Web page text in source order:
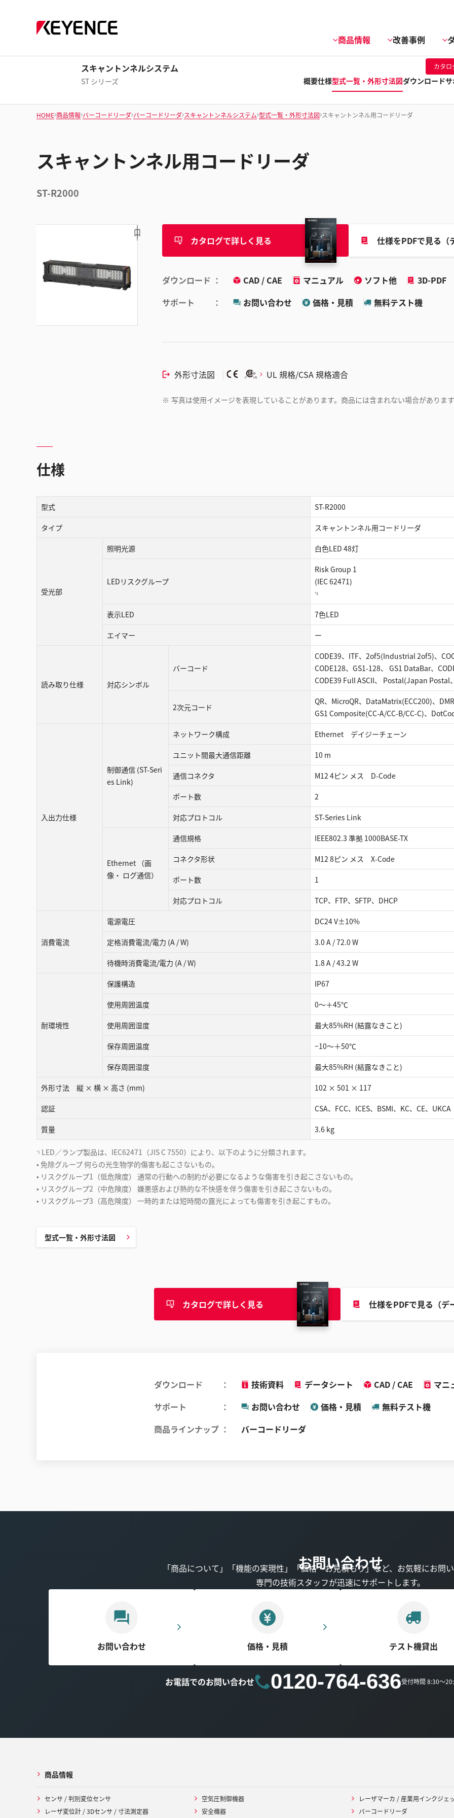
商品情報 改善事例
スキャントンネルシステム
ST シリーズ
カタロ
概要仕様型式一覧・外形寸法図ダウンロードサ
HOME 商品情報 バーコードリーダ バーコードリーダ スキャントンネルシステム 型式一覧・外形寸法図 スキャントンネル用コードリーダ
スキャントンネル用コードリーダ
ST-R2000
カタログで詳しく見る 仕様をPDFで見る（
ダウンロード CAD / CAE マニュアル ソフト他
3D-PDF
サポート
お問い合わせ 価格・見積 無料テスト機
外形寸法図 UL 規格/CSA 規格適合
※ 写真は使用イメージを表現していることがあります。商品には含まれない場合がありま
仕様
型式 ST-R2000
タイプ スキャントンネル用コードリーダ
受光部
照明光源 白色LED 48灯
LEDリスクグループ
Risk Group 1
(IEC 62471)
*1
表示LED 7色LED
エイマー ー
読み取り仕様 対応シンボル
バーコード
CODE39、ITF、2of5(Industrial 2of5)、
CODE128、GS1-128、 GS1 DataBar、
CODE39 Full ASCII、 Postal(Japan Postal
2次元コード
QR、MicroQR、DataMatrix(ECC200)、
GS1 Composite(CC-A/CC-B/CC-C)、
入出力仕様
制御通信 (ST-Seri
es Link)
ネットワーク構成 Ethernet デイジーチェーン
ユニット間最大通信距離 10 m
通信コネクタ M12 4ピン メス D-Code
ポート数 2
対応プロトコル ST-Series Link
Ethernet （画
像・ ログ通信）
通信規格 IEEE802.3 準拠 1000BASE-TX
コネクタ形状 M12 8ピン メス X-Code
ポート数 1
対応プロトコル TCP、FTP、SFTP、DHCP
消費電流
電源電圧 DC24 V±10%
定格消費電流/電力 (A / W) 3.0 A / 72.0 W
待機時消費電流/電力 (A / W) 1.8 A / 43.2 W
耐環境性
保護構造 IP67
使用周囲温度 0～＋45℃
使用周囲湿度 最大85%RH (結露なきこと)
保存周囲温度 −10～＋50℃
保存周囲湿度 最大85%RH (結露なきこと)
外形寸法 縦 × 横 × 高さ (mm) 102 × 501 × 117
認証 CSA、FCC、ICES、BSMI、KC、CE、UKCA
質量 3.6 kg
*1 LED／ランプ製品は、IEC62471（JIS C 7550）により、以下のように分類されます。
• 免除グループ 何らの光生物学的傷害も起こさないもの。
• リスクグループ1（低危険度） 通常の行動への制約が必要になるような傷害を引き起こさないもの。
• リスクグループ2（中危険度） 嫌悪感および熱的な不快感を伴う傷害を引き起こさないもの。
• リスクグループ3（高危険度） 一時的または短時間の露光によっても傷害を引き起こすもの。
型式一覧・外形寸法図
カタログで詳しく見る 仕様をPDFで見る（デ
ダウンロード 技術資料 データシート CAD / CAE マニ
サポート
お問い合わせ 価格・見積
無料テスト機
商品ラインナップ
バーコードリーダ
お問い合わせ
「商品について」「機能の実現性」「価格・お見積もり」など、お気軽にお問
専門の技術スタッフが迅速にサポートします。
お問い合わせ 価格・見積 テスト機貸出
お電話でのお問い合わせ 0120-764-636受付時間 8:30～
商品情報
センサ / 判別変位センサ
レーザ変位計 / 3Dセンサ / 寸法測定器
空気圧制御機器
安全機器
レーザマーカ / 産業用インクジェ
バーコードリーダ